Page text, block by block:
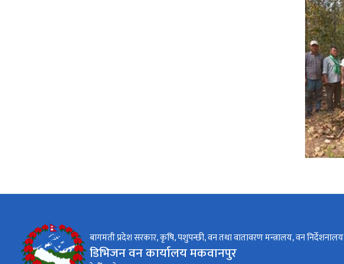
बागमती प्रदेश सरकार, कृषि, पशुपन्छी, वन तथा वातावरण मन्त्रालय, वन निर्देशनालय
डिभिजन वन कार्यालय मकवानपुर